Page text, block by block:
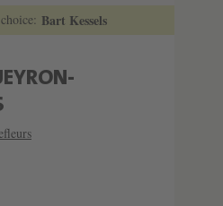
Bart Kessels